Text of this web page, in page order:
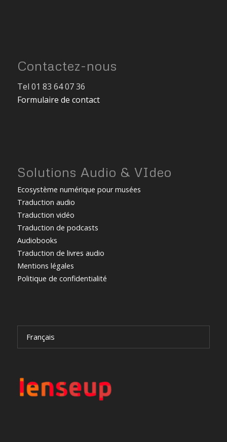
Contactez-nous
Tel 01 83 64 07 36
Formulaire de contact
Solutions Audio & VIdeo
Ecosystème numérique pour musées
Traduction audio
Traduction vidéo
Traduction de podcasts
Audiobooks
Traduction de livres audio
Mentions légales
Politique de confidentialité
Français